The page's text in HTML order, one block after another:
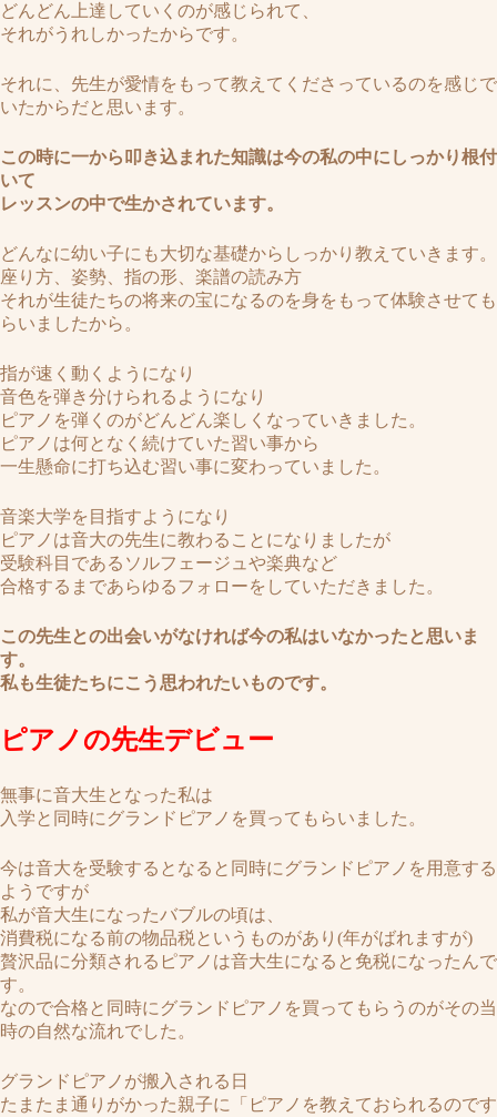
どんどん上達していくのが感じられて、
それがうれしかったからです。
それに、先生が愛情をもって教えてくださっているのを感じで
いたからだと思います。
この時に一から叩き込まれた知識は今の私の中にしっかり根付
いて
レッスンの中で生かされています。
どんなに幼い子にも大切な基礎からしっかり教えていきます。
座り方、姿勢、指の形、楽譜の読み方
それが生徒たちの将来の宝になるのを身をもって体験させても
らいましたから。
指が速く動くようになり
音色を弾き分けられるようになり
ピアノを弾くのがどんどん楽しくなっていきました。
ピアノは何となく続けていた習い事から
一生懸命に打ち込む習い事に変わっていました。
音楽大学を目指すようになり
ピアノは音大の先生に教わることになりましたが
受験科目であるソルフェージュや楽典など
合格するまであらゆるフォローをしていただきました。
この先生との出会いがなければ今の私はいなかったと思いま
す。
私も生徒たちにこう思われたいものです。
ピアノの先生デビュー
無事に音大生となった私は
入学と同時にグランドピアノを買ってもらいました。
今は音大を受験するとなると同時にグランドピアノを用意する
ようですが
私が音大生になったバブルの頃は、
消費税になる前の物品税というものがあり(年がばれますが)
贅沢品に分類されるピアノは音大生になると免税になったんで
す。
なので合格と同時にグランドピアノを買ってもらうのがその当
時の自然な流れでした。
グランドピアノが搬入される日
たまたま通りがかった親子に「ピアノを教えておられるのです